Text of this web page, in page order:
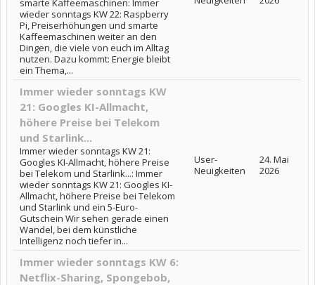
smarte Kaffeemaschinen: Immer
wieder sonntags KW 22: Raspberry
Pi, Preiserhöhungen und smarte
Kaffeemaschinen weiter an den
Dingen, die viele von euch im Alltag
nutzen. Dazu kommt: Energie bleibt
ein Thema,...
Immer wieder sonntags KW
21: Googles KI-Allmacht,
höhere Preise bei Telekom
und Starlink...
Immer wieder sonntags KW 21:
Googles KI-Allmacht, höhere Preise
bei Telekom und Starlink...: Immer
wieder sonntags KW 21: Googles KI-
Allmacht, höhere Preise bei Telekom
und Starlink und ein 5-Euro-
Gutschein Wir sehen gerade einen
Wandel, bei dem künstliche
Intelligenz noch tiefer in...
User-
Neuigkeiten
24. Mai
2026
Immer wieder sonntags KW 6:
Netflix-Sharing, Spongebob,